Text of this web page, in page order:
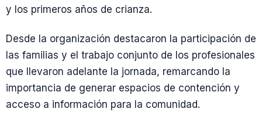
y los primeros años de crianza.
Desde la organización destacaron la participación de
las familias y el trabajo conjunto de los profesionales
que llevaron adelante la jornada, remarcando la
importancia de generar espacios de contención y
acceso a información para la comunidad.